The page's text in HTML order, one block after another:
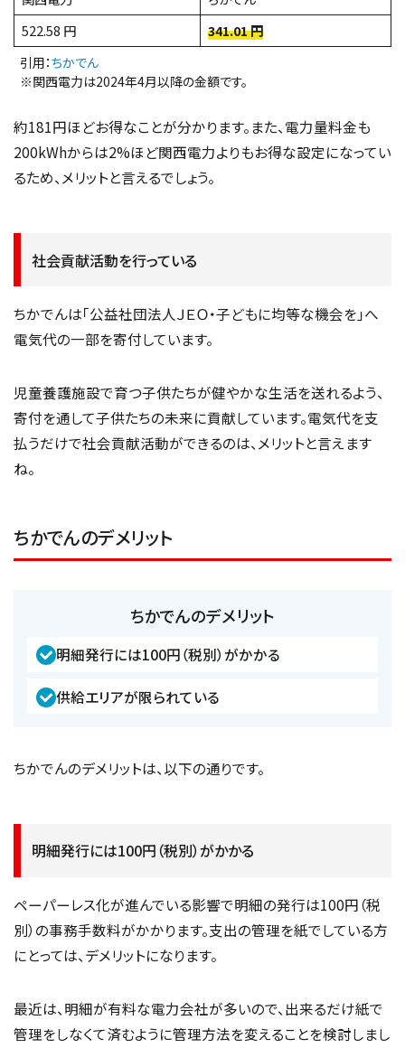
522.58 円
341.01 円
引用：ちかでん
※関西電力は2024年4月以降の金額です。
約181円ほどお得なことが分かります。また、電力量料金も
200kWhからは2%ほど関西電力よりもお得な設定になってい
るため、メリットと言えるでしょう。
社会貢献活動を行っている
ちかでんは「公益社団法人ＪＥＯ・子どもに均等な機会を」へ
電気代の一部を寄付しています。
児童養護施設で育つ子供たちが健やかな生活を送れるよう、
寄付を通して子供たちの未来に貢献しています。電気代を支
払うだけで社会貢献活動ができるのは、メリットと言えます
ね。
ちかでんのデメリット
ちかでんのデメリット
明細発行には100円（税別）がかかる
供給エリアが限られている
ちかでんのデメリットは、以下の通りです。
明細発行には100円（税別）がかかる
ペーパーレス化が進んでいる影響で明細の発行は100円（税
別）の事務手数料がかかります。支出の管理を紙でしている方
にとっては、デメリットになります。
最近は、明細が有料な電力会社が多いので、出来るだけ紙で
管理をしなくて済むように管理方法を変えることを検討しまし